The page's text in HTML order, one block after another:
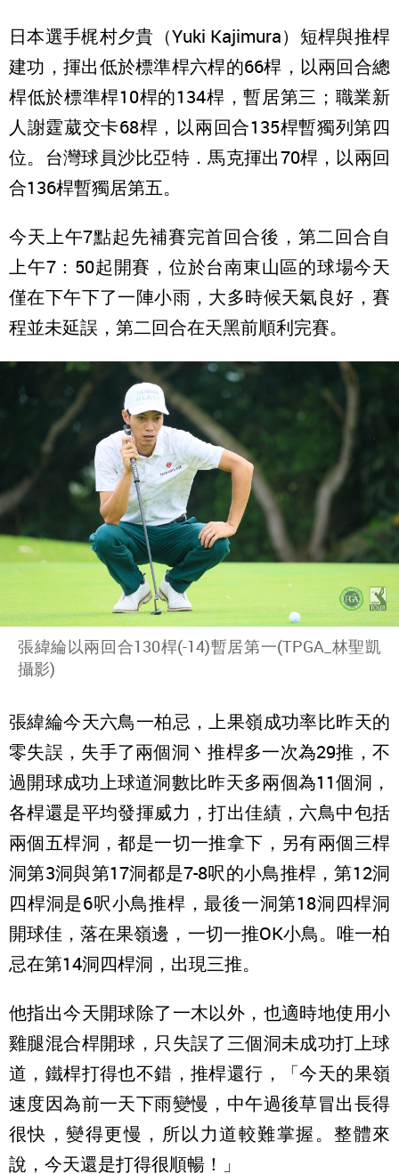
日本選手梶村夕貴（Yuki Kajimura）短桿與推桿
建功，揮出低於標準桿六桿的66桿，以兩回合總
桿低於標準桿10桿的134桿，暫居第三；職業新
人謝霆葳交卡68桿，以兩回合135桿暫獨列第四
位。台灣球員沙比亞特．馬克揮出70桿，以兩回
合136桿暫獨居第五。
今天上午7點起先補賽完首回合後，第二回合自
上午7：50起開賽，位於台南東山區的球場今天
僅在下午下了一陣小雨，大多時候天氣良好，賽
程並未延誤，第二回合在天黑前順利完賽。
張緯綸以兩回合130桿(-14)暫居第一(TPGA_林聖凱
攝影)
張緯綸今天六鳥一柏忌，上果嶺成功率比昨天的
零失誤，失手了兩個洞丶推桿多一次為29推，不
過開球成功上球道洞數比昨天多兩個為11個洞，
各桿還是平均發揮威力，打出佳績，六鳥中包括
兩個五桿洞，都是一切一推拿下，另有兩個三桿
洞第3洞與第17洞都是7-8呎的小鳥推桿，第12洞
四桿洞是6呎小鳥推桿，最後一洞第18洞四桿洞
開球佳，落在果嶺邊，一切一推OK小鳥。唯一柏
忌在第14洞四桿洞，出現三推。
他指出今天開球除了一木以外，也適時地使用小
雞腿混合桿開球，只失誤了三個洞未成功打上球
道，鐵桿打得也不錯，推桿還行，「今天的果嶺
速度因為前一天下雨變慢，中午過後草冒出長得
很快，變得更慢，所以力道較難掌握。整體來
說，今天還是打得很順暢！」